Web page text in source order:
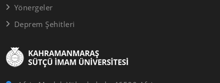
Yönergeler
Deprem Şehitleri